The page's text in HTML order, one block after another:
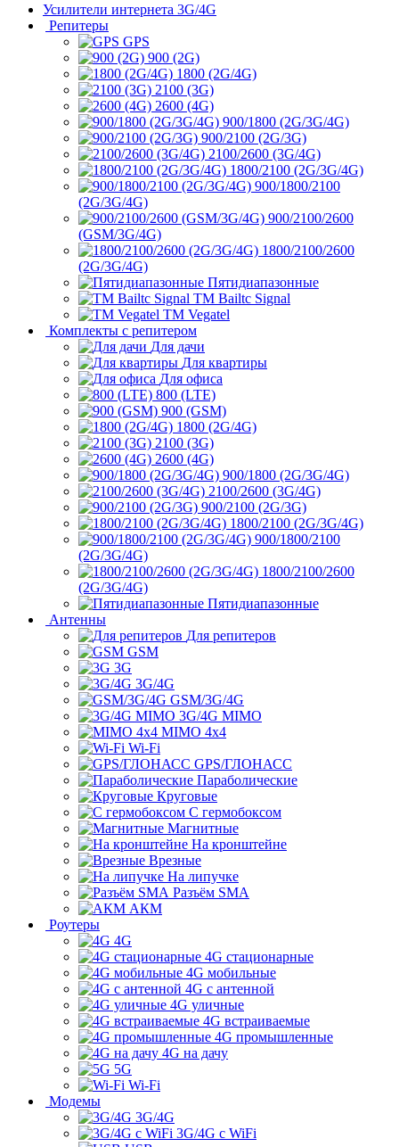
Усилители интернета 3G/4G
Репитеры
GPS
900 (2G)
1800 (2G/4G)
2100 (3G)
2600 (4G)
900/1800 (2G/3G/4G)
900/2100 (2G/3G)
2100/2600 (3G/4G)
1800/2100 (2G/3G/4G)
900/1800/2100
(2G/3G/4G)
900/2100/2600
(GSM/3G/4G)
1800/2100/2600
(2G/3G/4G)
Пятидиапазонные
ТМ Bailtc Signal
ТМ Vegatel
Комплекты с репитером
Для дачи
Для квартиры
Для офиса
800 (LTE)
900 (GSM)
1800 (2G/4G)
2100 (3G)
2600 (4G)
900/1800 (2G/3G/4G)
2100/2600 (3G/4G)
900/2100 (2G/3G)
1800/2100 (2G/3G/4G)
900/1800/2100
(2G/3G/4G)
1800/2100/2600
(2G/3G/4G)
Пятидиапазонные
Антенны
Для репитеров
GSM
3G
3G/4G
GSM/3G/4G
3G/4G MIMO
MIMO 4x4
Wi-Fi
GPS/ГЛОНАСС
Параболические
Круговые
С гермобоксом
Магнитные
На кронштейне
Врезные
На липучке
Разъём SMA
АКМ
Роутеры
4G
4G стационарные
4G мобильные
4G с антенной
4G уличные
4G встраиваемые
4G промышленные
4G на дачу
5G
Wi-Fi
Модемы
3G/4G
3G/4G с WiFi